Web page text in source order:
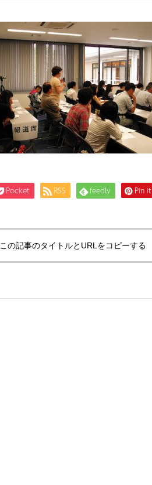
Pocket RSS feedly Pin it
この記事のタイトルとURLをコピーする